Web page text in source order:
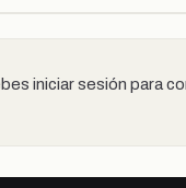
iniciar sesión para